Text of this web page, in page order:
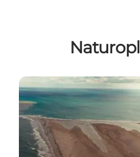
Grenen i Skagen